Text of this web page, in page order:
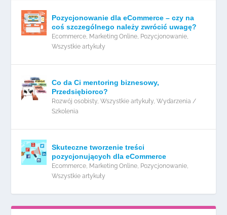
Pozycjonowanie dla eCommerce – czy na
coś szczególnego należy zwrócić uwagę?
Ecommerce Marketing Online Pozycjonowanie
Wszystkie artykuły
Co da Ci mentoring biznesowy,
Przedsiębiorco?
Rozwój osobisty ,Wszystkie artykuły ,Wydarzenia /
Szkolenia
Skuteczne tworzenie treści
pozycjonujących dla eCommerce
Ecommerce Marketing Online Pozycjonowanie
Wszystkie artykuły